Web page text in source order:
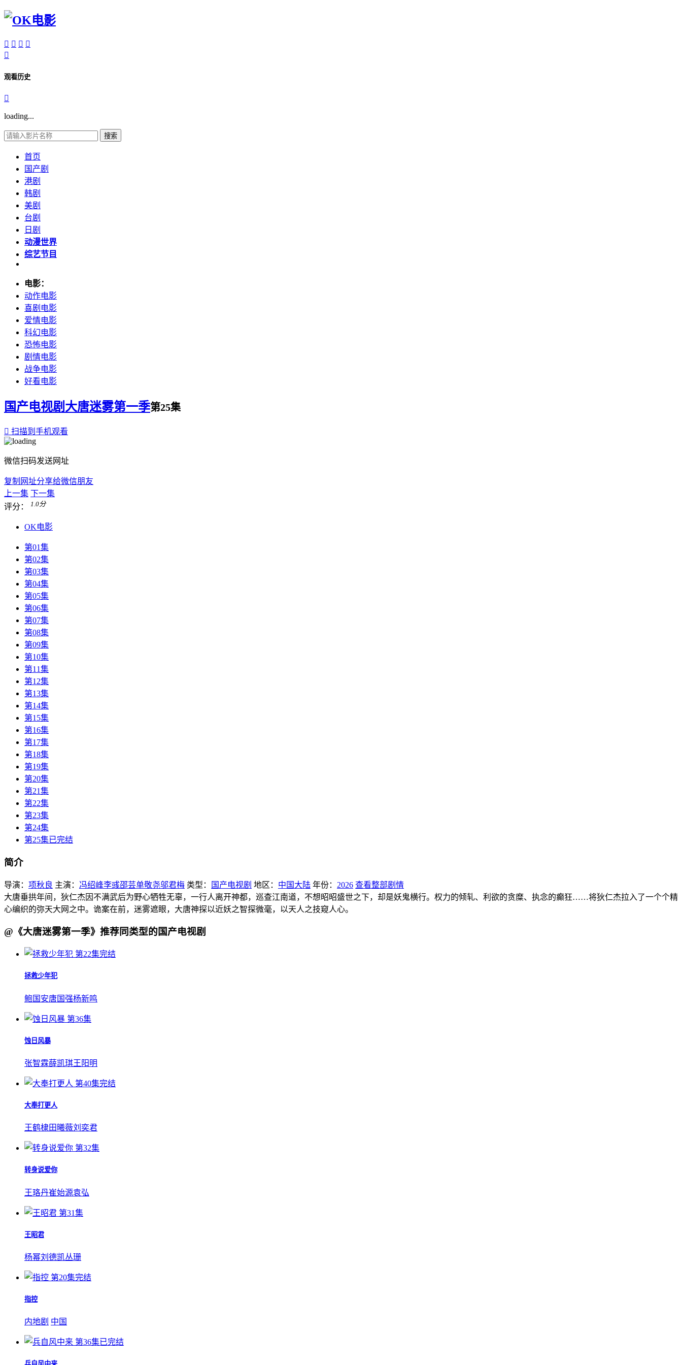
   

观看历史

loading...
搜索
首页
国产剧
港剧
韩剧
美剧
台剧
日剧
动漫世界
综艺节目
电影：
动作电影
喜剧电影
爱情电影
科幻电影
恐怖电影
剧情电影
战争电影
好看电影
国产电视剧 ​大唐迷雾第一季​第25集
 扫描到手机观看
微信扫码发送网址
复制网址分享给微信朋友
上一集 下一集
评分：
1.0分
OK电影
第01集
第02集
第03集
第04集
第05集
第06集
第07集
第08集
第09集
第10集
第11集
第12集
第13集
第14集
第15集
第16集
第17集
第18集
第19集
第20集
第21集
第22集
第23集
第24集
第25集已完结
简介
导演： 项秋良 主演： 冯绍峰李彧邵芸单敬尧邬君梅 类型： 国产电视剧 地区： 中国大陆 年份： 2026 查看整部剧情
大唐垂拱年间，狄仁杰因不满武后为野心牺牲无辜，一行人离开神都，巡查江南道，不想昭昭盛世之下，却是妖鬼横行。权力的倾轧、利欲的贪糜、执念的癫狂……将狄仁杰拉入了一个个精
心编织的弥天大网之中。诡案在前，迷雾遮眼，大唐神探以近妖之智探微毫，以天人之技窥人心。
@《​大唐迷雾第一季​》推荐同类型的国产电视剧
第22集完结
拯救少年犯
鲍国安唐国强杨新鸣
第36集
蚀日风暴
张智霖薛凯琪王阳明
第40集完结
大奉打更人
王鹤棣田曦薇刘奕君
第32集
转身说爱你
王珞丹崔始源袁弘
第31集
王昭君
杨幂刘德凯丛珊
第20集完结
指控
内地剧 中国
第36集已完结